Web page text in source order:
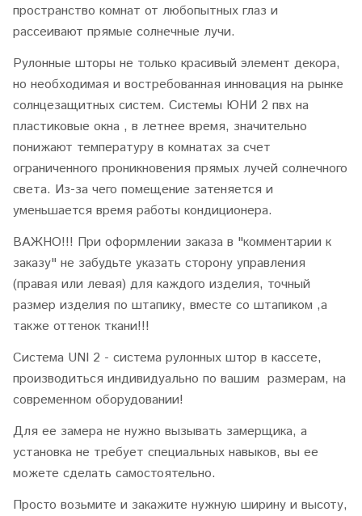
пространство комнат от любопытных глаз и
рассеивают прямые солнечные лучи.
Рулонные шторы не только красивый элемент декора,
но необходимая и востребованная инновация на рынке
солнцезащитных систем. Системы ЮНИ 2 пвх на
пластиковые окна , в летнее время, значительно
понижают температуру в комнатах за счет
ограниченного проникновения прямых лучей солнечного
света. Из-за чего помещение затеняется и
уменьшается время работы кондиционера.
ВАЖНО!!! При оформлении заказа в "комментарии к
заказу" не забудьте указать сторону управления
(правая или левая) для каждого изделия, точный
размер изделия по штапику, вместе со штапиком ,а
также оттенок ткани!!!
Система UNI 2 - система рулонных штор в кассете,
производиться индивидуально по вашим размерам, на
современном оборудовании!
Для ее замера не нужно вызывать замерщика, а
установка не требует специальных навыков, вы ее
можете сделать самостоятельно.
Просто возьмите и закажите нужную ширину и высоту,